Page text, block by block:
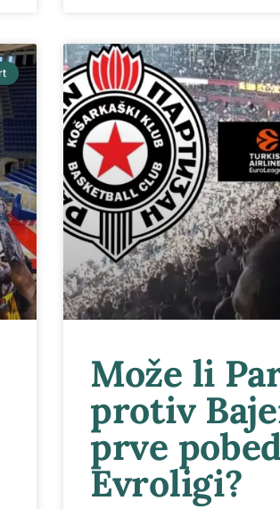
Može li
protiv
prve
Evroligi?